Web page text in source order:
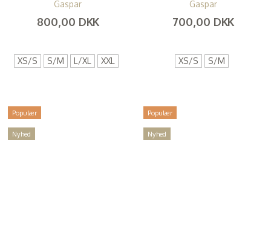
Gaspar
800,00 DKK
XS/S S/M L/XL XXL
Gaspar
700,00 DKK
XS/S S/M
Populær
Nyhed
Populær
Nyhed